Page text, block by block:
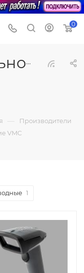
0
— Производители
VMC
1